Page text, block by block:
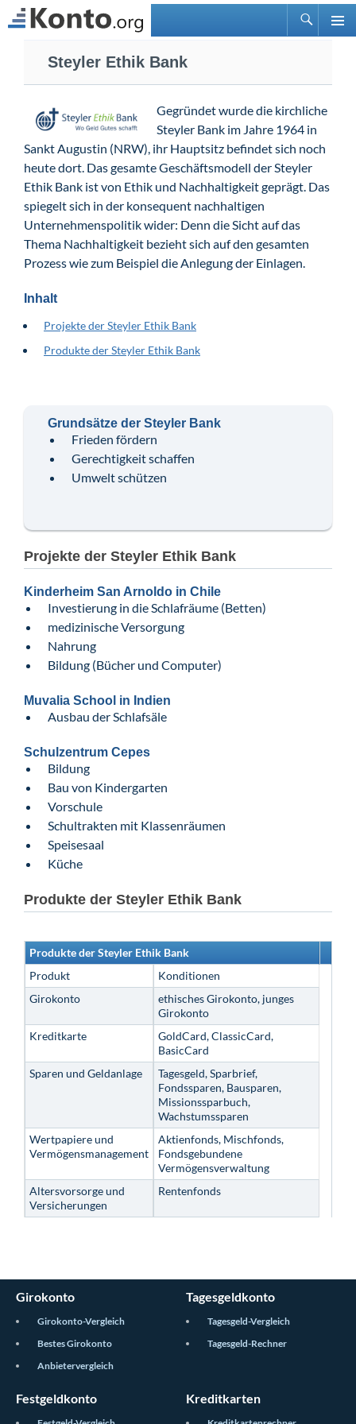
Suchen
springen
Steyler Ethik Bank
Gegründet wurde die kirchliche
Steyler Bank im Jahre 1964 in
Sankt Augustin (NRW), ihr Hauptsitz befindet sich noch
heute dort. Das gesamte Geschäftsmodell der Steyler
Ethik Bank ist von Ethik und Nachhaltigkeit geprägt. Das
spiegelt sich in der konsequent nachhaltigen
Unternehmenspolitik wider: Denn die Sicht auf das
Thema Nachhaltigkeit bezieht sich auf den gesamten
Prozess wie zum Beispiel die Anlegung der Einlagen.
Inhalt
Projekte der Steyler Ethik Bank
Produkte der Steyler Ethik Bank
Grundsätze der Steyler Bank
Frieden fördern
Gerechtigkeit schaffen
Umwelt schützen
Projekte der Steyler Ethik Bank
Kinderheim San Arnoldo in Chile
Investierung in die Schlafräume (Betten)
medizinische Versorgung
Nahrung
Bildung (Bücher und Computer)
Muvalia School in Indien
Ausbau der Schlafsäle
Schulzentrum Cepes
Bildung
Bau von Kindergarten
Vorschule
Schultrakten mit Klassenräumen
Speisesaal
Küche
Produkte der Steyler Ethik Bank
Produkte der Steyler Ethik Bank
Produkt
Konditionen
Girokonto
ethisches Girokonto, junges
Girokonto
Kreditkarte
GoldCard, ClassicCard,
BasicCard
Sparen und Geldanlage
Tagesgeld, Sparbrief,
Fondssparen, Bausparen,
Missionssparbuch,
Wachstumssparen
Wertpapiere und
Vermögensmanagement
Aktienfonds, Mischfonds,
Fondsgebundene
Vermögensverwaltung
Altersvorsorge und
Versicherungen
Rentenfonds
Girokonto
Girokonto-Vergleich
Bestes Girokonto
Anbietervergleich
Tagesgeldkonto
Tagesgeld-Vergleich
Tagesgeld-Rechner
Festgeldkonto Kreditkarten